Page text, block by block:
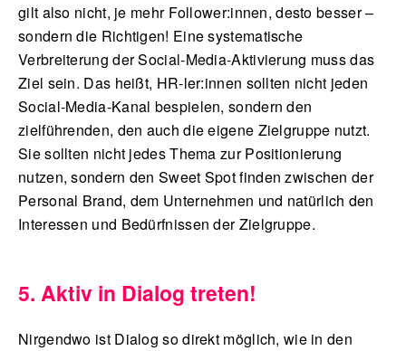
gilt also nicht, je mehr Follower:innen, desto besser –
sondern die Richtigen! Eine systematische
Verbreiterung der Social-Media-Aktivierung muss das
Ziel sein. Das heißt, HR-ler:innen sollten nicht jeden
Social-Media-Kanal bespielen, sondern den
zielführenden, den auch die eigene Zielgruppe nutzt.
Sie sollten nicht jedes Thema zur Positionierung
nutzen, sondern den Sweet Spot finden zwischen der
Personal Brand, dem Unternehmen und natürlich den
Interessen und Bedürfnissen der Zielgruppe.
5. Aktiv in Dialog treten!
Nirgendwo ist Dialog so direkt möglich, wie in den